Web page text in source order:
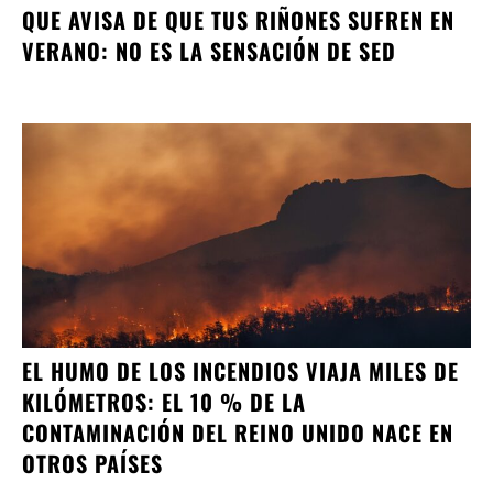
QUE AVISA DE QUE TUS RIÑONES SUFREN EN
VERANO: NO ES LA SENSACIÓN DE SED
EL HUMO DE LOS INCENDIOS VIAJA MILES DE
KILÓMETROS: EL 10 % DE LA
CONTAMINACIÓN DEL REINO UNIDO NACE EN
OTROS PAÍSES